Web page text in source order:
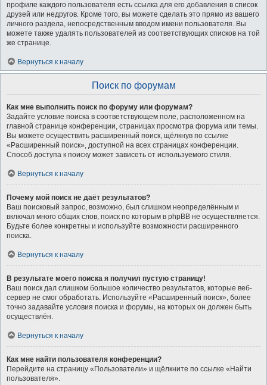
профиле каждого пользователя есть ссылка для его добавления в список
друзей или недругов. Кроме того, вы можете сделать это прямо из вашего
личного раздела, непосредственным вводом имени пользователя. Вы
можете также удалять пользователей из соответствующих списков на той
же странице.
Вернуться к началу
Поиск по форумам
Как мне выполнить поиск по форуму или форумам?
Задайте условие поиска в соответствующем поле, расположенном на
главной странице конференции, страницах просмотра форума или темы.
Вы можете осуществить расширенный поиск, щёлкнув по ссылке
«Расширенный поиск», доступной на всех страницах конференции.
Способ доступа к поиску может зависеть от используемого стиля.
Вернуться к началу
Почему мой поиск не даёт результатов?
Ваш поисковый запрос, возможно, был слишком неопределённым и
включал много общих слов, поиск по которым в phpBB не осуществляется.
Будьте более конкретны и используйте возможности расширенного
поиска.
Вернуться к началу
В результате моего поиска я получил пустую страницу!
Ваш поиск дал слишком большое количество результатов, которые веб-
сервер не смог обработать. Используйте «Расширенный поиск», более
точно задавайте условия поиска и форумы, на которых он должен быть
осуществлён.
Вернуться к началу
Как мне найти пользователя конференции?
Перейдите на страницу «Пользователи» и щёлкните по ссылке «Найти
пользователя».